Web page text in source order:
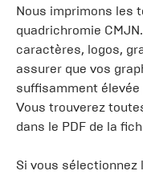
Nous imprimons les
quadrichromie
caractères, logos,
assurer que vos
suffisamment
Vous trouverez
dans le PDF de la
Si vous sélectionnez